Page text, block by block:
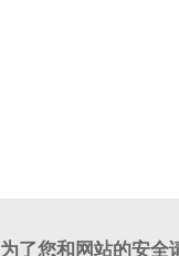
为了您和网站的安全